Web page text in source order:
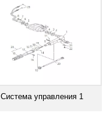
Система управления 1